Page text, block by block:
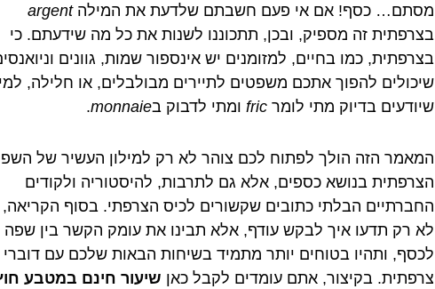
מסתם… כסף! אם אי פעם חשבתם שלדעת את המילהargent
בצרפתית זה מספיק, ובכן, תתכוננו לשנות את כל מה שידעתם. כי
בצרפתית, כמו בחיים, למזומנים יש אינספור שמות, גוונים
שיכולים להפוך אתכם משפטים לתיירים מבולבלים, או חלילה,
שיודעים בדיוק מתי לומרfric ומתי לדבוק בmonnaie
.
המאמר הזה הולך לפתוח לכם צוהר לא רק למילון העשיר של
הצרפתית בנושא כספים, אלא גם לתרבות, להיסטוריה ולקודים
החברתיים הבלתי כתובים שקשורים לכיס הצרפתי. בסוף
לא רק תדעו איך לבקש עודף, אלא תבינו את עומק הקשר בין שפה
לכסף, ותהיו בטוחים יותר מתמיד בשיחות הבאות שלכם עם דוברי
צרפתית. בקיצור, אתם עומדים לקבל כאן שיעור חינם במטבע